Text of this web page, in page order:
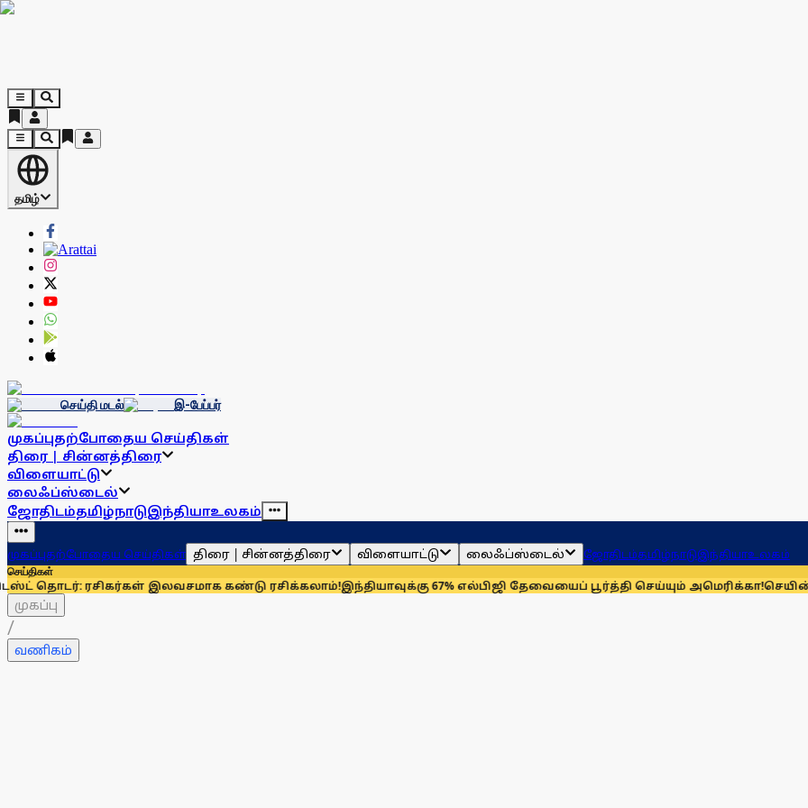
தமிழ்
செய்தி மடல் இ-பேப்பர்
முகப்புதற்போதைய செய்திகள்
திரை | சின்னத்திரை
விளையாட்டு
லைஃப்ஸ்டைல்
ஜோதிடம்தமிழ்நாடுஇந்தியாஉலகம்
முகப்புதற்போதைய செய்திகள் திரை | சின்னத்திரை விளையாட்டு லைஃப்ஸ்டைல் ஜோதிடம்தமிழ்நாடுஇந்தியாஉலகம்
செய்திகள்
ரசிகர்கள் இலவசமாக கண்டு ரசிக்கலாம்!இந்தியாவுக்கு 67% எல்பிஜி தேவையைப் பூர்த்தி செய்யும் அமெரிக்கா!செயின்ட் லூயிஸ்
முகப்பு
/
வணிகம்